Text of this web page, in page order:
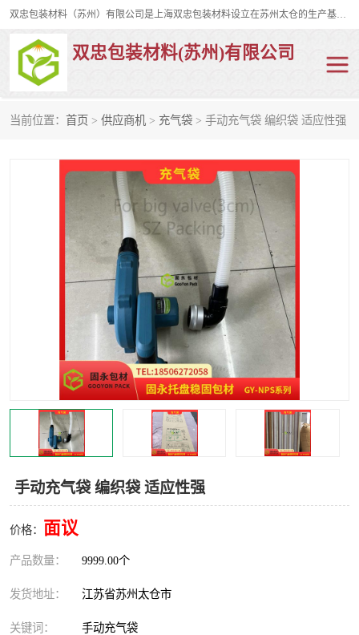
双忠包装材料（苏州）有限公司是上海双忠包装材料设立在苏州太仓的生产基地，占地约2万平米，产品主要有打孔缠绕膜，拉伸蜂窝纸，集装箱充气袋，滑托板，打包带，裹包网兜，防滑纸等箱体和托盘的运输和保护性包材。固永包材®，GooYon Pack®，是我们保护性包装材料的专属品牌。
双忠包装材料(苏州)有限公司
当前位置： 首页 > 供应商机 > 充气袋 > 手动充气袋 编织袋 适应性强
手动充气袋 编织袋 适应性强
价格： 面议
产品数量： 9999.00个
发货地址： 江苏省苏州太仓市
关键词： 手动充气袋
裹包网兜 纤维打包带
充气袋
缠绕膜
托盘裹包网兜